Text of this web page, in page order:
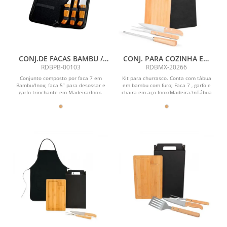
CONJ.DE FACAS BAMBU /
MADEIRA / INOX COM
ESTOJO FRANKFURT- 4 PÇS
RDBPB-00103
Conjunto composto por faca 7 em
Bambu/Inox; faca 5” para desossar e
garfo trinchante em Madeira/Inox.
CONJ. PARA COZINHA EM
BAMBU / MADEIRA / INOX -
4 PÇS
RDBMX-20266
Kit para churrasco. Conta com tábua
em bambu com furo; Faca 7 , garfo e
chaira em aço Inox/Madeira.\nTábua